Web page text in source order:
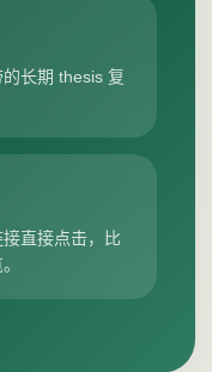
长期 thesis 复
直接点击，比